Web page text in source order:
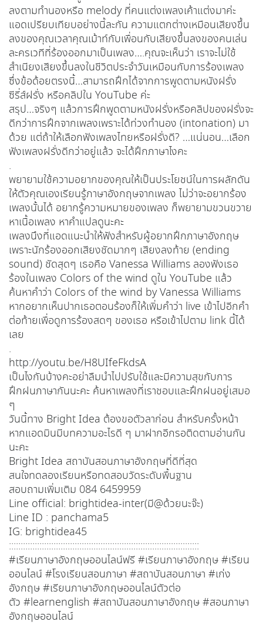
ลงตามทำนองหรือ melody ที่คนแต่งเพลงเค้าแต่งมาค่ะ
แอดเปรียบเทียบอย่างนี้ละกัน ความแตกต่างเหมือนเสียงขึ้น
ลงของคุณเวลาคุณเม้าท์กับเพื่อนกับเสียงขึ้นลงของคนเล่น
ละครเวทีที่ร้องออกมาเป็นเพลง….คุณจะเห็นว่า เราจะไม่ใช้
สำเนียงเสียงขึ้นลงในชีวิตประจำวันเหมือนกับการร้องเพลง
ซึ่งข้อด้อยตรงนี้…สามารถฝึกได้จากการพูดตามหนังฝรั่ง
ซีรี่ส์ฝรั่ง หรือคลิปใน YouTube ค่ะ
สรุป…จริงๆ แล้วการฝึกพูดตามหนังฝรั่งหรือคลิปของฝรั่งจะ
ดีกว่าการฝึกจากเพลงเพราะได้ท่วงทำนอง (intonation) มา
ด้วย แต่ถ้าให้เลือกฟังเพลงไทยหรือฝรั่งดี? …แน่นอน…เลือก
ฟังเพลงฝรั่งดีกว่าอยู่แล้ว จะได้ฝึกภาษาไงคะ
.
พยายามใช้ความอยากของคุณให้เป็นประโยชน์ในการผลักดัน
ให้ตัวคุณเองเรียนรู้ภาษาอังกฤษจากเพลง ไม่ว่าจะอยากร้อง
เพลงนั้นได้ อยากรู้ความหมายของเพลง ก็พยายามขวนขวาย
หาเนื้อเพลง หาคำแปลดูนะคะ
เพลงนึงที่แอดแนะนำให้ฟังสำหรับผู้อยากฝึกภาษาอังกฤษ
เพราะนักร้องออกเสียงชัดมากๆ เสียงลงท้าย (ending
sound) ชัดสุดๆ เธอคือ Vanessa Williams ลองฟังเธอ
ร้องในเพลง Colors of the wind ดูใน YouTube แล้ว
ค้นหาคำว่า Colors of the wind by Vanessa Williams
หากอยากเห็นปากเธอตอนร้องก็ให้เพิ่มคำว่า live เข้าไปอีกคำ
ต่อท้ายเพื่อดูการร้องสดๆ ของเธอ หรือเข้าไปตาม link นี้ได้
เลย
.
http://youtu.be/H8UIfeFkdsA
เป็นไงกันบ้างคะอย่าลืมนำไปปรับใช้และมีความสุขกับการ
ฝึกฝนภาษากันนะคะ ค้นหาเพลงที่เราชอบและฝึกฝนอยู่เสมอ
ๆ
วันนี้ทาง Bright Idea ต้องขอตัวลาก่อน สำหรับครั้งหน้า
หากแอดมินมีบทความอะไรดี ๆ มาฝากอีกรอติดตามอ่านกัน
นะคะ
Bright Idea สถาบันสอนภาษาอังกฤษที่ดีที่สุด
สนใจทดลองเรียนหรือทดสอบวัดระดับพื้นฐาน
สอบถามเพิ่มเติม 084 6459959
Line official: brightidea-inter(มี@ด้วยนะจ๊ะ)
Line ID : panchama5
IG: brightidea45
:::::::::::::::::::::::::::::::::::::::::::::::::::::::::::::::::::::::::::::::::
#เรียนภาษาอังกฤษออนไลน์ฟรี#เรียนภาษาอังกฤษ#เรียน
ออนไลน์#โรงเรียนสอนภาษา #สถาบันสอนภาษา #เก่ง
อังกฤษ#เรียนภาษาอังกฤษออนไลน์ตัวต่อ
ตัว #learnenglish #สถาบันสอนภาษาอังกฤษ#สอนภาษา
อังกฤษออนไลน์